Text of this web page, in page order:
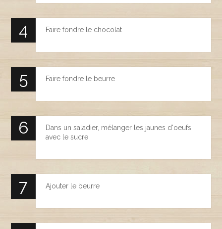
Faire fondre le chocolat
Faire fondre le beurre
Dans un saladier, mélanger les jaunes d'oeufs
avec le sucre
Ajouter le beurre